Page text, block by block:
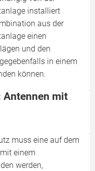
installiert
aus der
einen
und den
in einem
können.
Antennen mit
muss eine auf dem
mit einem
werden,